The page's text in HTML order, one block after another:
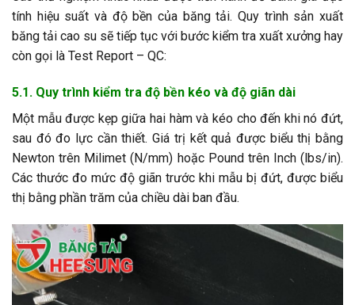
tính hiệu suất và độ bền của băng tải. Quy trình sản xuất
băng tải cao su sẽ tiếp tục với bước kiểm tra xuất xưởng hay
còn gọi là Test Report – QC:
5.1. Quy trình kiểm tra độ bền kéo và độ giãn dài
Một mẫu được kẹp giữa hai hàm và kéo cho đến khi nó đứt,
sau đó đo lực cần thiết. Giá trị kết quả được biểu thị bằng
Newton trên Milimet (N/mm) hoặc Pound trên Inch (lbs/in).
Các thước đo mức độ giãn trước khi mẫu bị đứt, được biểu
thị bằng phần trăm của chiều dài ban đầu.